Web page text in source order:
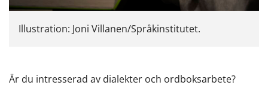
Illustration: Joni Villanen/Språkinstitutet.
Är du intresserad av dialekter och ordboksarbete?